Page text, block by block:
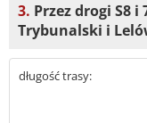
3. Przez drogi S8
Trybunalski i
długość trasy: